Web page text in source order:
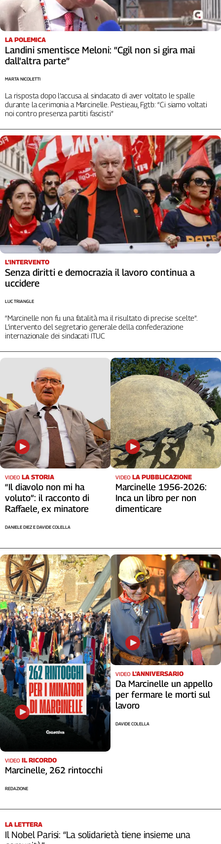
Liguria
Lombardia
Marche
Piemonte
Puglia
Sardegna
Sicilia
Toscana
Trentino
Umbria
Valle
D'Aosta
Veneto
Archivio
Storico
1955-
2014
Cerca
Contatti
Newsletter
LA POLEMICA
Landini smentisce Meloni: “Cgil non si gira mai
dall'altra parte”
La risposta dopo l’accusa al sindacato di aver voltato le spalle
durante la cerimonia a Marcinelle. Pestieau, Fgtb: “Ci siamo voltati
noi contro presenza partiti fascisti”
MARTA NICOLETTI
L'INTERVENTO
Senza diritti e democrazia il lavoro continua a
uccidere
“Marcinelle non fu una fatalità ma il risultato di precise scelte”.
L’intervento del segretario generale della confederazione
internazionale dei sindacati ITUC
LUC TRIANGLE
VIDEO LA STORIA
“Il diavolo non mi ha
voluto”: il racconto di
Raffaele, ex minatore
DANIELE DIEZ E DAVIDE COLELLA
VIDEO LA PUBBLICAZIONE
Marcinelle 1956-2026:
Inca un libro per non
dimenticare
VIDEO IL RICORDO
Marcinelle, 262 rintocchi
REDAZIONE
VIDEO L'ANNIVERSARIO
Da Marcinelle un appello
per fermare le morti sul
lavoro
DAVIDE COLELLA
LA LETTERA
Il Nobel Parisi: “La solidarietà tiene insieme una